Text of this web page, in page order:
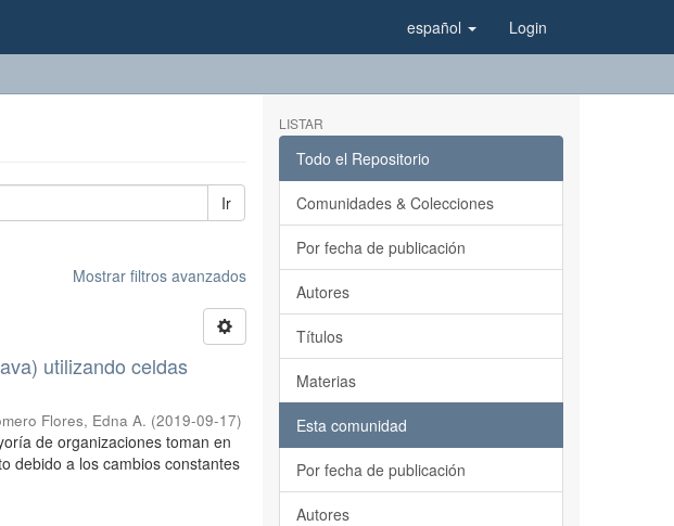
español Login
Ir
Mostrar filtros avanzados
utilizando celdas
Flores, Edna A. (2019-09-17)
de organizaciones toman en
debido a los cambios constantes
LISTAR
Todo el Repositorio
Comunidades & Colecciones
Por fecha de publicación
Autores
Títulos
Materias
Esta comunidad
Por fecha de publicación
Autores